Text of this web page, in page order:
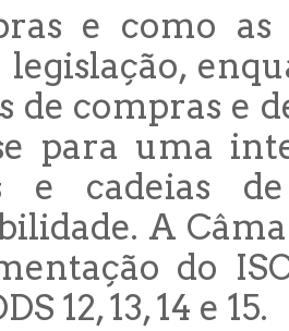
e como
de compras e
para uma
e cadeias
A
do
12, 13, 14 e 15.